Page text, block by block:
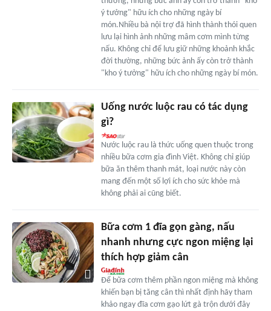
ý tưởng" hữu ích cho những ngày bí
món.Nhiều bà nội trợ đã hình thành thói quen
lưu lại hình ảnh những mâm cơm mình từng
nấu. Không chỉ để lưu giữ những khoảnh khắc
đời thường, những bức ảnh ấy còn trở thành
"kho ý tưởng" hữu ích cho những ngày bí món.
Uống nước luộc rau có tác dụng
gì?
Nước luộc rau là thức uống quen thuộc trong
nhiều bữa cơm gia đình Việt. Không chỉ giúp
bữa ăn thêm thanh mát, loại nước này còn
mang đến một số lợi ích cho sức khỏe mà
không phải ai cũng biết.
Bữa cơm 1 đĩa gọn gàng, nấu
nhanh nhưng cực ngon miệng lại
thích hợp giảm cân
Để bữa cơm thêm phần ngon miệng mà không
khiến bạn bị tăng cân thì nhất định hãy tham
khảo ngay đĩa cơm gạo lứt gà trộn dưới đây